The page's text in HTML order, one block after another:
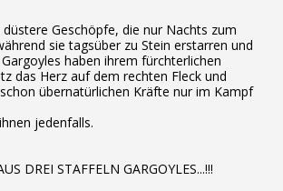
Geschöpfe, die nur Nachts zum
sie tagsüber zu Stein erstarren und
haben ihrem fürchterlichen
das Herz auf dem rechten Fleck und
übernatürlichen Kräfte nur im Kampf
jedenfalls.
DREI STAFFELN GARGOYLES...!!!